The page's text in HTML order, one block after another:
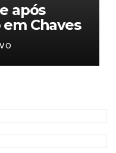
após
Chaves